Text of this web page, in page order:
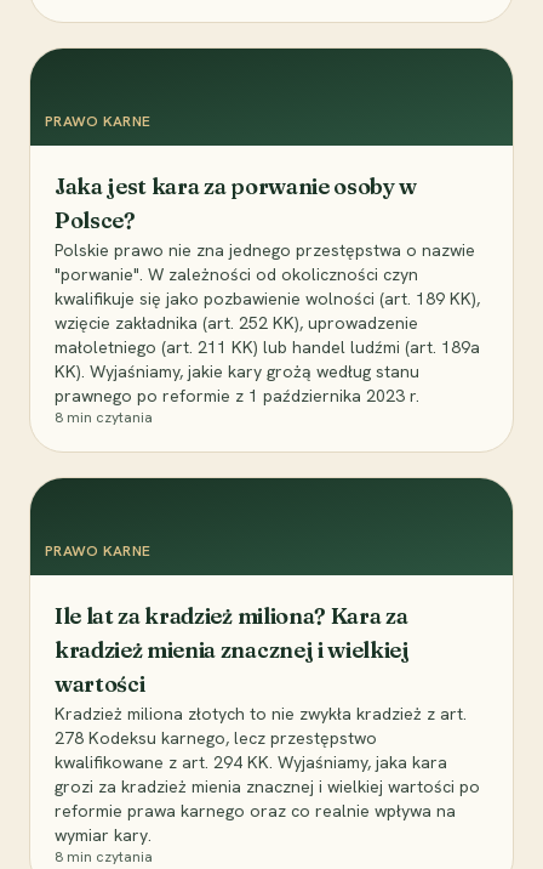
PRAWO KARNE
Jaka jest kara za porwanie osoby w
Polsce?
Polskie prawo nie zna jednego przestępstwa o nazwie
"porwanie". W zależności od okoliczności czyn
kwalifikuje się jako pozbawienie wolności (art. 189 KK),
wzięcie zakładnika (art. 252 KK), uprowadzenie
małoletniego (art. 211 KK) lub handel ludźmi (art. 189a
KK). Wyjaśniamy, jakie kary grożą według stanu
prawnego po reformie z 1 października 2023 r.
8 min czytania
PRAWO KARNE
Ile lat za kradzież miliona? Kara za
kradzież mienia znacznej i wielkiej
wartości
Kradzież miliona złotych to nie zwykła kradzież z art.
278 Kodeksu karnego, lecz przestępstwo
kwalifikowane z art. 294 KK. Wyjaśniamy, jaka kara
grozi za kradzież mienia znacznej i wielkiej wartości po
reformie prawa karnego oraz co realnie wpływa na
wymiar kary.
8 min czytania